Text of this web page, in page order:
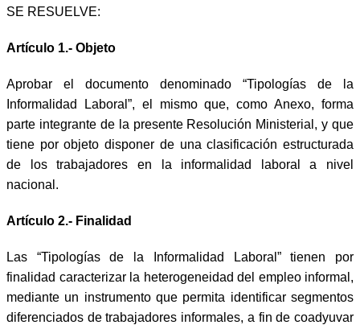
SE RESUELVE:
Artículo 1.- Objeto
Aprobar el documento denominado “Tipologías de la
Informalidad Laboral”, el mismo que, como Anexo, forma
parte integrante de la presente Resolución Ministerial, y que
tiene por objeto disponer de una clasificación estructurada
de los trabajadores en la informalidad laboral a nivel
nacional.
Artículo 2.- Finalidad
Las “Tipologías de la Informalidad Laboral” tienen por
finalidad caracterizar la heterogeneidad del empleo informal,
mediante un instrumento que permita identificar segmentos
diferenciados de trabajadores informales, a fin de coadyuvar